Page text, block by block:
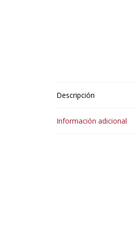
Descripción
Información adicional